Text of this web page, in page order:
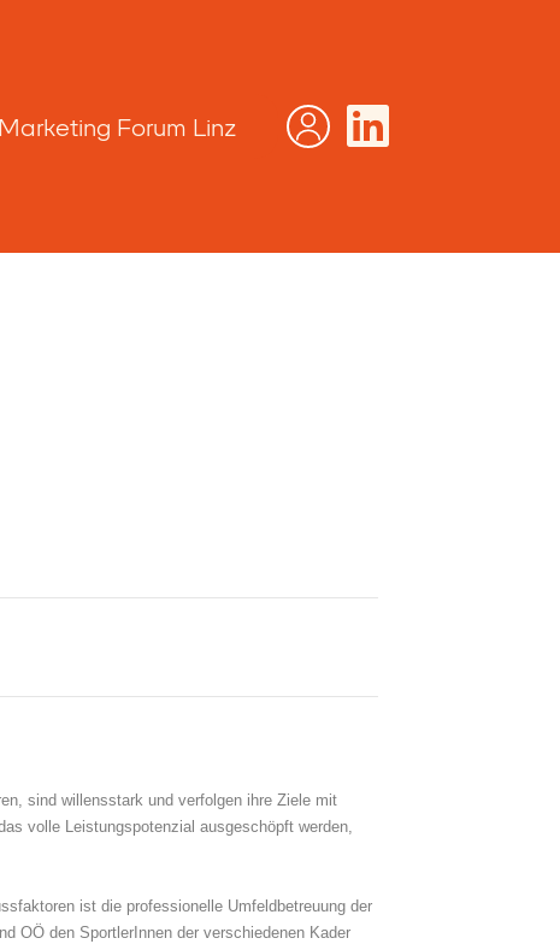
Marketing Forum Linz
sind willensstark und verfolgen ihre Ziele mit
volle Leistungspotenzial ausgeschöpft werden,
ist die professionelle Umfeldbetreuung der
OÖ den SportlerInnen der verschiedenen Kader